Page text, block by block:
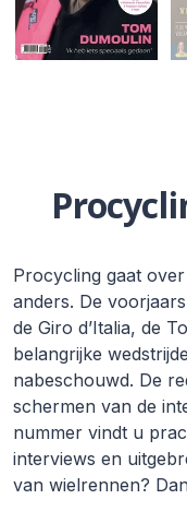
Procycling gaat
anders. De
de Giro d’Italia, de
belangrijke
nabeschouwd. De
schermen van de
nummer vindt u
interviews en
van wielrennen?